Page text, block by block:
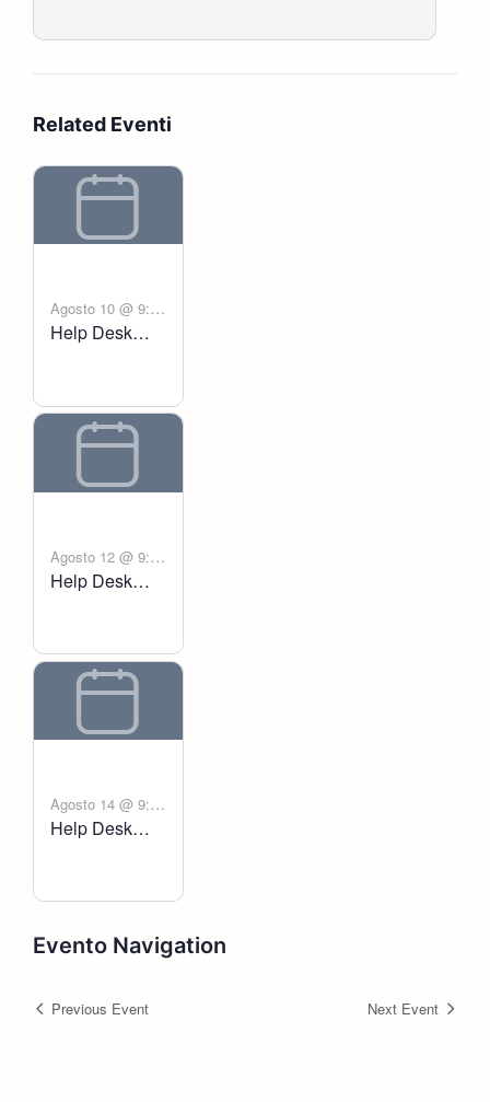
Related Eventi
Agosto 10 @ 9:00
am - 6:00 pm
Help Desk
Agosto 12 @ 9:00
am - 6:00 pm
Help Desk
Agosto 14 @ 9:00
am - 6:00 pm
Help Desk
Evento Navigation
Previous Event Next Event